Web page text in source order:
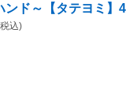
ンド～【タテヨミ】
込)